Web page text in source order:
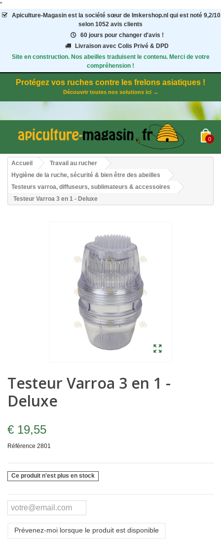
"
Apiculture-Magasinest la société sœur de Imkershop.nl qui est noté 9,2/10
selon 1052 avis clients
60 jours pour changer d'avis !
Livraison avec Colis Privé & DPD
Site en construction. Nos abeilles traduisent le contenu. Merci de votre
compréhension !
Protégez vos ruches contre les frelons asiatiques !
Découvrir toutes nos solutions ici →
0
Accueil
Travail au rucher
Hygiène de la ruche, sécurité & bien être des abeilles
Testeurs varroa, diffuseurs, sublimateurs & accessoires
Testeur Varroa 3 en 1 - Deluxe
Testeur Varroa 3 en 1 -
Deluxe
€ 19,55
Référence 2801
Ce produit n'est plus en stock
Prévenez-moi lorsque le produit est disponible